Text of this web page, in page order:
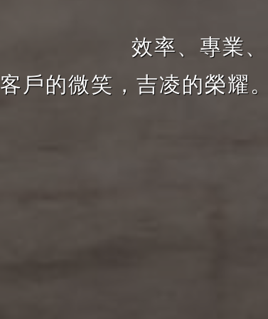
效率、專業
客戶的微笑，吉凌的榮耀